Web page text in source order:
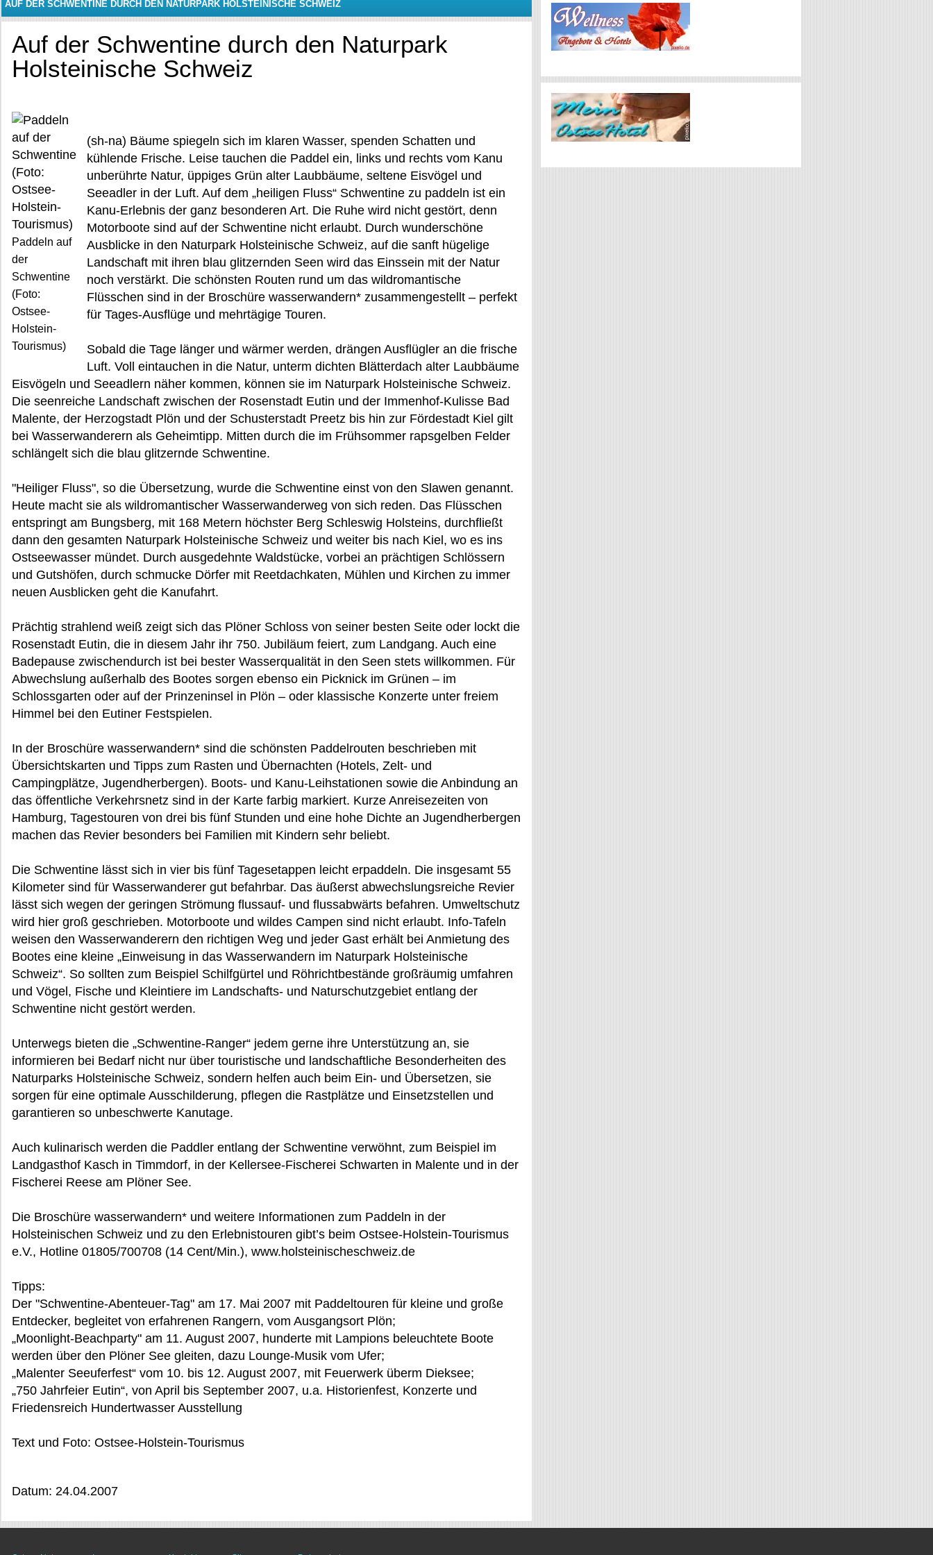
AUF DER SCHWENTINE DURCH DEN NATURPARK HOLSTEINISCHE SCHWEIZ
Auf der Schwentine durch den Naturpark
Holsteinische Schweiz
Paddeln auf
der
Schwentine
(Foto:
Ostsee-
Holstein-
Tourismus)
(sh-na) Bäume spiegeln sich im klaren Wasser, spenden Schatten und
kühlende Frische. Leise tauchen die Paddel ein, links und rechts vom Kanu
unberührte Natur, üppiges Grün alter Laubbäume, seltene Eisvögel und
Seeadler in der Luft. Auf dem „heiligen Fluss“ Schwentine zu paddeln ist ein
Kanu-Erlebnis der ganz besonderen Art. Die Ruhe wird nicht gestört, denn
Motorboote sind auf der Schwentine nicht erlaubt. Durch wunderschöne
Ausblicke in den Naturpark Holsteinische Schweiz, auf die sanft hügelige
Landschaft mit ihren blau glitzernden Seen wird das Einssein mit der Natur
noch verstärkt. Die schönsten Routen rund um das wildromantische
Flüsschen sind in der Broschüre wasserwandern* zusammengestellt – perfekt
für Tages-Ausflüge und mehrtägige Touren.
Sobald die Tage länger und wärmer werden, drängen Ausflügler an die frische
Luft. Voll eintauchen in die Natur, unterm dichten Blätterdach alter Laubbäume
Eisvögeln und Seeadlern näher kommen, können sie im Naturpark Holsteinische Schweiz.
Die seenreiche Landschaft zwischen der Rosenstadt Eutin und der Immenhof-Kulisse Bad
Malente, der Herzogstadt Plön und der Schusterstadt Preetz bis hin zur Fördestadt Kiel gilt
bei Wasserwanderern als Geheimtipp. Mitten durch die im Frühsommer rapsgelben Felder
schlängelt sich die blau glitzernde Schwentine.
"Heiliger Fluss", so die Übersetzung, wurde die Schwentine einst von den Slawen genannt.
Heute macht sie als wildromantischer Wasserwanderweg von sich reden. Das Flüsschen
entspringt am Bungsberg, mit 168 Metern höchster Berg Schleswig Holsteins, durchfließt
dann den gesamten Naturpark Holsteinische Schweiz und weiter bis nach Kiel, wo es ins
Ostseewasser mündet. Durch ausgedehnte Waldstücke, vorbei an prächtigen Schlössern
und Gutshöfen, durch schmucke Dörfer mit Reetdachkaten, Mühlen und Kirchen zu immer
neuen Ausblicken geht die Kanufahrt.
Prächtig strahlend weiß zeigt sich das Plöner Schloss von seiner besten Seite oder lockt die
Rosenstadt Eutin, die in diesem Jahr ihr 750. Jubiläum feiert, zum Landgang. Auch eine
Badepause zwischendurch ist bei bester Wasserqualität in den Seen stets willkommen. Für
Abwechslung außerhalb des Bootes sorgen ebenso ein Picknick im Grünen – im
Schlossgarten oder auf der Prinzeninsel in Plön – oder klassische Konzerte unter freiem
Himmel bei den Eutiner Festspielen.
In der Broschüre wasserwandern* sind die schönsten Paddelrouten beschrieben mit
Übersichtskarten und Tipps zum Rasten und Übernachten (Hotels, Zelt- und
Campingplätze, Jugendherbergen). Boots- und Kanu-Leihstationen sowie die Anbindung an
das öffentliche Verkehrsnetz sind in der Karte farbig markiert. Kurze Anreisezeiten von
Hamburg, Tagestouren von drei bis fünf Stunden und eine hohe Dichte an Jugendherbergen
machen das Revier besonders bei Familien mit Kindern sehr beliebt.
Die Schwentine lässt sich in vier bis fünf Tagesetappen leicht erpaddeln. Die insgesamt 55
Kilometer sind für Wasserwanderer gut befahrbar. Das äußerst abwechslungsreiche Revier
lässt sich wegen der geringen Strömung flussauf- und flussabwärts befahren. Umweltschutz
wird hier groß geschrieben. Motorboote und wildes Campen sind nicht erlaubt. Info-Tafeln
weisen den Wasserwanderern den richtigen Weg und jeder Gast erhält bei Anmietung des
Bootes eine kleine „Einweisung in das Wasserwandern im Naturpark Holsteinische
Schweiz“. So sollten zum Beispiel Schilfgürtel und Röhrichtbestände großräumig umfahren
und Vögel, Fische und Kleintiere im Landschafts- und Naturschutzgebiet entlang der
Schwentine nicht gestört werden.
Unterwegs bieten die „Schwentine-Ranger“ jedem gerne ihre Unterstützung an, sie
informieren bei Bedarf nicht nur über touristische und landschaftliche Besonderheiten des
Naturparks Holsteinische Schweiz, sondern helfen auch beim Ein- und Übersetzen, sie
sorgen für eine optimale Ausschilderung, pflegen die Rastplätze und Einsetzstellen und
garantieren so unbeschwerte Kanutage.
Auch kulinarisch werden die Paddler entlang der Schwentine verwöhnt, zum Beispiel im
Landgasthof Kasch in Timmdorf, in der Kellersee-Fischerei Schwarten in Malente und in der
Fischerei Reese am Plöner See.
Die Broschüre wasserwandern* und weitere Informationen zum Paddeln in der
Holsteinischen Schweiz und zu den Erlebnistouren gibt’s beim Ostsee-Holstein-Tourismus
e.V., Hotline 01805/700708 (14 Cent/Min.), www.holsteinischeschweiz.de
Tipps:
Der "Schwentine-Abenteuer-Tag" am 17. Mai 2007 mit Paddeltouren für kleine und große
Entdecker, begleitet von erfahrenen Rangern, vom Ausgangsort Plön;
„Moonlight-Beachparty" am 11. August 2007, hunderte mit Lampions beleuchtete Boote
werden über den Plöner See gleiten, dazu Lounge-Musik vom Ufer;
„Malenter Seeuferfest“ vom 10. bis 12. August 2007, mit Feuerwerk überm Dieksee;
„750 Jahrfeier Eutin“, von April bis September 2007, u.a. Historienfest, Konzerte und
Friedensreich Hundertwasser Ausstellung
Text und Foto: Ostsee-Holstein-Tourismus
Datum: 24.04.2007